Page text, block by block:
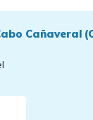
Cañaveral